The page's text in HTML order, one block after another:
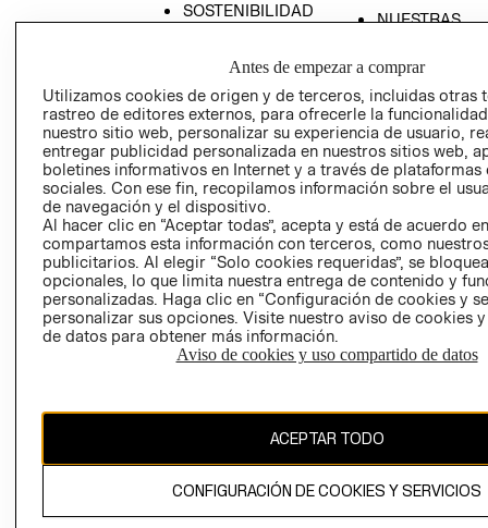
SOSTENIBILIDAD
RELACIÓN CON
INVERSONISTAS
POLÍTICA
EMPRESARIAL
NUESTRAS
TÉRMINOS Y
CONDICIONES
AVISO DE
PRIVACIDAD
GIFT CARD
COOKIES
LIBRO DE
CAMBIAR REGIÓN
Antes de empezar a comprar
Utilizamos cookies de origen y de terceros, incluidas otras
rastreo de editores externos, para ofrecerle la
nuestro sitio web, personalizar su experiencia de usuario,
entregar publicidad personalizada en nuestros sitios web,
boletines informativos en Internet y a través de plataformas
sociales. Con ese fin, recopilamos información sobre el
de navegación y el dispositivo.
Al hacer clic en “Aceptar todas”, acepta y está de acuerdo
compartamos esta información con terceros, como
publicitarios. Al elegir “Solo cookies requeridas”, se
opcionales, lo que limita nuestra entrega de contenido y
personalizadas. Haga clic en “Configuración de cookies y
personalizar sus opciones. Visite nuestro aviso de cookies
de datos para obtener más información.
Aviso de cookies y uso compartido de datos
ACEPTAR TODO
CONFIGURACIÓN DE COOKIES Y SERVICIOS